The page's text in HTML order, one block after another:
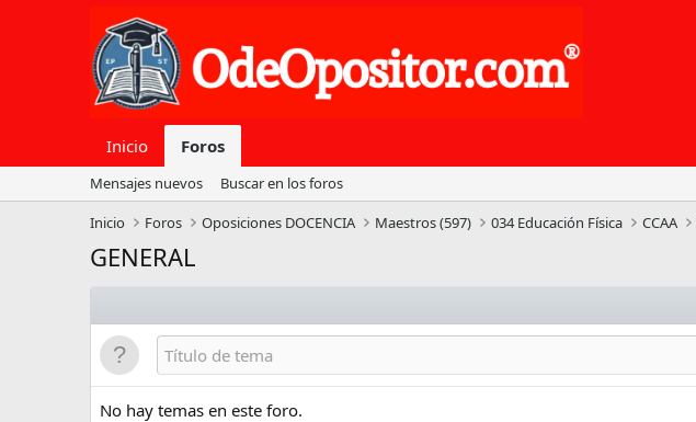
Inicio Foros
Mensajes nuevos
Buscar en los foros
Inicio
Foros Oposiciones DOCENCIA Maestros (597) 034 Educación Física CCAA
GENERAL
No hay temas en este foro.